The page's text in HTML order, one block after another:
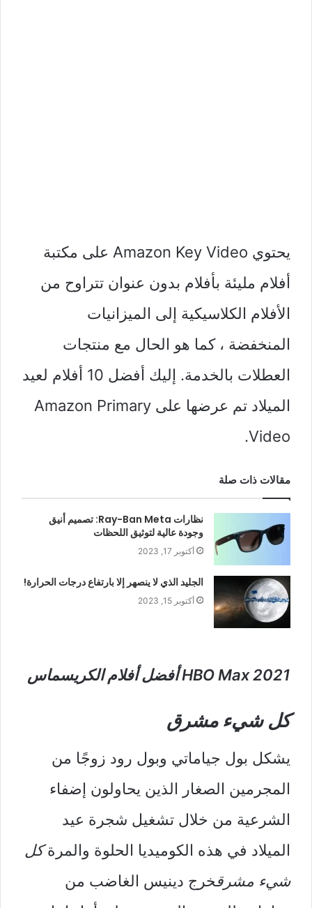
يحتوي Amazon Key Video على مكتبة
أفلام مليئة بأفلام بدون عنوان تتراوح من
الأفلام الكلاسيكية إلى الميزانيات
المنخفضة ، كما هو الحال مع منتجات
العطلات بالخدمة. إليك أفضل 10 أفلام لعيد
الميلاد تم عرضها على Amazon Primary
Video.
مقالات ذات صلة
نظارات Ray-Ban Meta: تصميم أنيق
وجودة عالية لتوثيق اللحظات
أكتوبر 17, 2023
الجليد الذي لا ينصهر إلا بارتفاع درجات الحرارة!
أكتوبر 15, 2023
2021 HBO Max أفضل أفلام الكريسماس
كل شيء مشرق
يشكل بول جياماتي وبول رود زوجًا من
المجرمين الصغار الذين يحاولون إضفاء
الشرعية من خلال تشغيل شجرة عيد
الميلاد في هذه الكوميديا ​​الحلوة والمرةكل
شيء مشرقخرج دينيس الغاضب من